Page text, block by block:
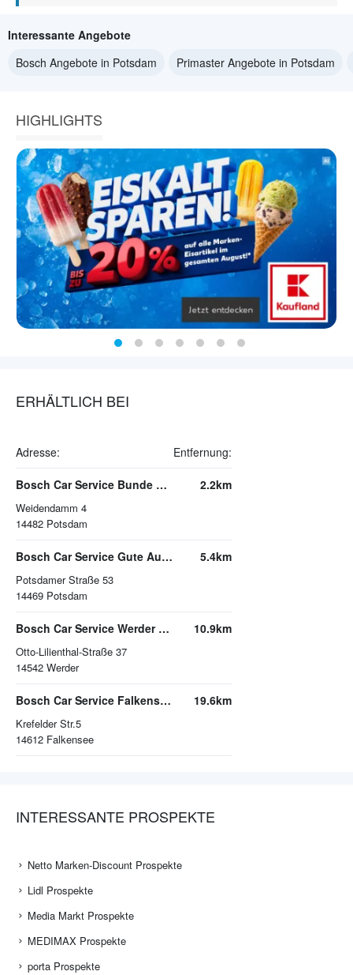
Interessante Angebote
Bosch Angebote in Potsdam
Primaster Angebote in Potsdam
HIGHLIGHTS
ERHÄLTLICH BEI
Adresse: Entfernung:
Bosch Car Service Bunde Potsdam
Weidendamm 4
14482 Potsdam
2.2km
Bosch Car Service Gute Autos Potsdam
Potsdamer Straße 53
14469 Potsdam
5.4km
Bosch Car Service Werder Bader Inhaber Matthias Ziehe
Otto-Lilienthal-Straße 37
14542 Werder
10.9km
Bosch Car Service Falkensee Autohaus Tehrani
Krefelder Str.5
14612 Falkensee
19.6km
INTERESSANTE PROSPEKTE
Netto Marken-Discount Prospekte
Lidl Prospekte
Media Markt Prospekte
MEDIMAX Prospekte
porta Prospekte